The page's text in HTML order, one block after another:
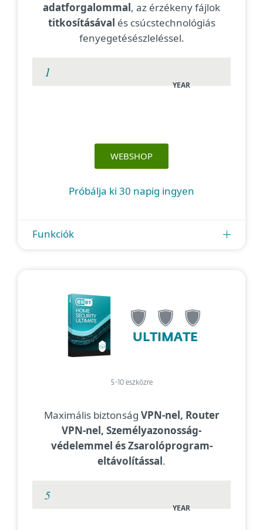
adatforgalommal, az érzékeny fájlok
titkosításával és csúcstechnológiás
fenyegetésészleléssel.
YEAR
WEBSHOP
Próbálja ki 30 napig ingyen
Funkciók
ULTIMATE
5-10 eszközre
Maximális biztonság VPN-nel, Router
VPN-nel, Személyazonosság-
védelemmel és Zsarolóprogram-
eltávolítással.
YEAR